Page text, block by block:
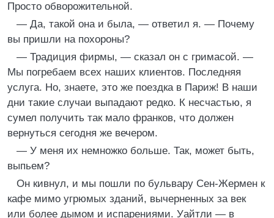
Просто обворожительной.
— Да, такой она и была, — ответил я. — Почему
вы пришли на похороны?
— Традиция фирмы, — сказал он с гримасой. —
Мы погребаем всех наших клиентов. Последняя
услуга. Но, знаете, это же поездка в Париж! В наши
дни такие случаи выпадают редко. К несчастью, я
сумел получить так мало франков, что должен
вернуться сегодня же вечером.
— У меня их немножко больше. Так, может быть,
выпьем?
Он кивнул, и мы пошли по бульвару Сен-Жермен к
кафе мимо угрюмых зданий, вычерненных за век
или более дымом и испарениями. Уайтли — в